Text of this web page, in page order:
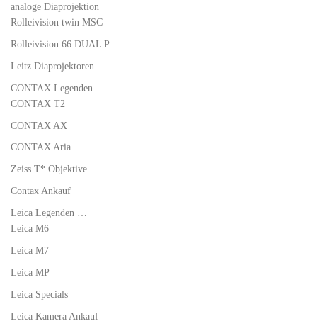
analoge Diaprojektion
Rolleivision twin MSC
Rolleivision 66 DUAL P
Leitz Diaprojektoren
CONTAX Legenden …
CONTAX T2
CONTAX AX
CONTAX Aria
Zeiss T* Objektive
Contax Ankauf
Leica Legenden …
Leica M6
Leica M7
Leica MP
Leica Specials
Leica Kamera Ankauf